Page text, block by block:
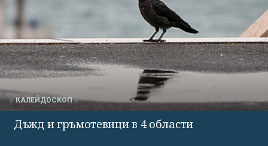
КАЛЕЙДОСКОП
Дъжд и гръмотевици в 4 области